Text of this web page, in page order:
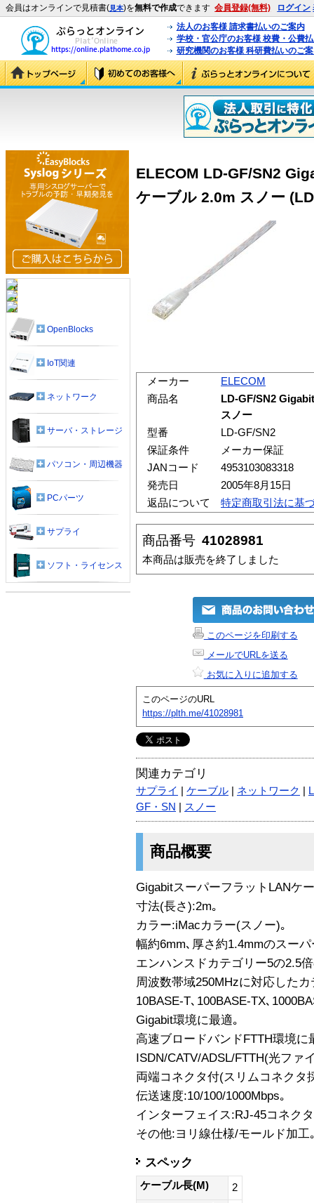
会員はオンラインで見積書(見本)を無料で作成できます 会員登録(無料) ログイン
法人のお客様 請求書払いのご案内
学校・官公庁のお客様 校費・公費
研究機関のお客様 科研費払いのご
ELECOM LD-GF/SN2
ケーブル 2.0m スノー
メーカー
ELECOM
商品名
LD-GF/SN2
スノー
型番
LD-GF/SN2
保証条件
メーカー保証
JANコード
4953103083318
発売日
2005年8月15日
返品について
特定商取引法に基
商品番号 41028981
本商品は販売を終了しました
このページを印刷する
メールでURLを送る
お気に入りに追加する
このページのURL
https://plth.me/41028981
関連カテゴリ
サプライ ケーブル ネットワーク
GF・SN
スノー
商品概要
GigabitスーパーフラットLANケ
寸法(長さ):2m｡
カラー:iMacカラー(スノー)｡
幅約6mm､厚さ約1.4mmのスー
エンハンスドカテゴリー5の2.5
周波数帯域250MHzに対応した
10BASE-T､100BASE-TX､
Gigabit環境に最適｡
高速ブロードバンドFTTH環境に
ISDN/CATV/ADSL/FTTH(光ファ
両端コネクタ付(スリムコネクタ
伝送速度:10/100/1000Mbps｡
インターフェイス:RJ-45コネク
その他:ヨリ線仕様/モールド加工
スペック
ケーブル長(M)
2
OpenBlocks
IoT関連
ネットワーク
サーバ・ストレージ
パソコン・周辺機器
PCパーツ
サプライ
ソフト・ライセンス